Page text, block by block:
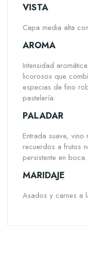
VISTA
Capa media alta
AROMA
Intensidad
licorosos que
especias de fino
pastelería.
PALADAR
Entrada suave,
recuerdos a frutos
persistente en boca.
MARIDAJE
Asados y carnes a